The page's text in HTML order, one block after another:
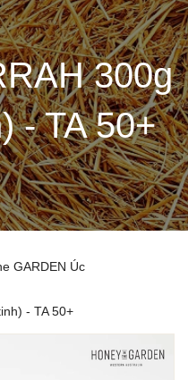
- TA 50+
GARDEN Úc
- TA 50+